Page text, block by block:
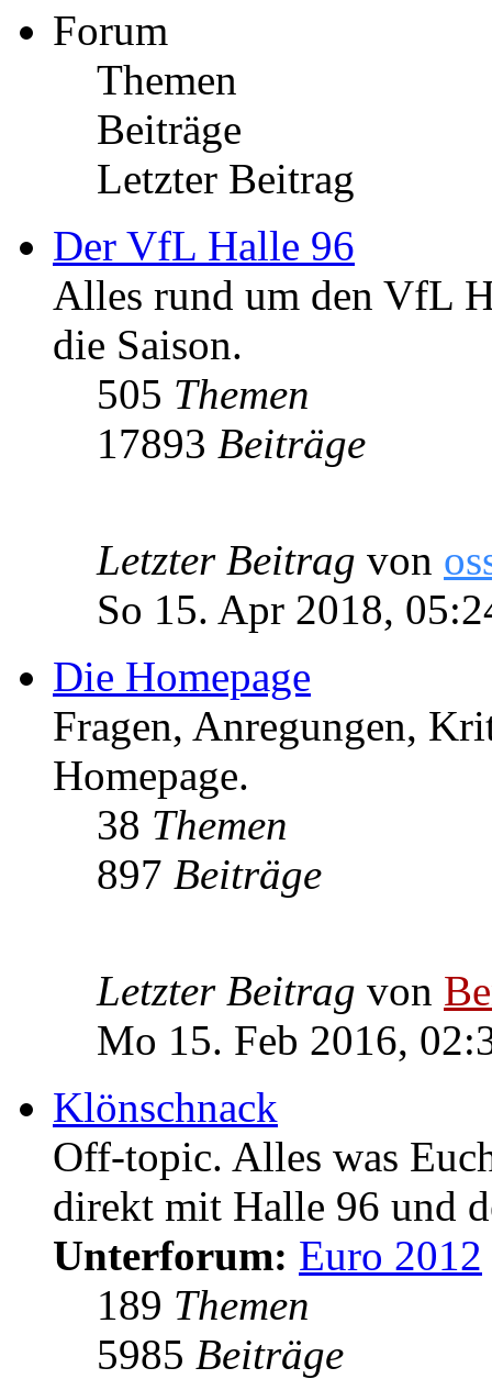
Forum
Themen
Beiträge
Letzter Beitrag
Der VfL Halle 96
Alles rund um den VfL
die Saison.
505 Themen
17893 Beiträge
Letzter Beitrag von
So 15. Apr 2018,
Die Homepage
Fragen, Anregungen,
Homepage.
38 Themen
897 Beiträge
Letzter Beitrag von
Mo 15. Feb 2016,
Klönschnack
Off-topic. Alles was
direkt mit Halle 96 und
Unterforum: Euro 2012
189 Themen
5985 Beiträge